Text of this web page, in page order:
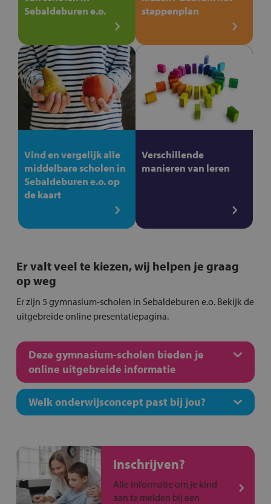
Sebaldeburen e.o.
stappenplan
Vind en vergelijk alle
middelbare scholen in
Sebaldeburen e.o. op
de kaart
Verschillende
manieren van leren
Er valt veel te kiezen, wij helpen je graag
op weg
Er zijn 5 gymnasium-scholen in Sebaldeburen e.o. Bekijk de
uitgebreide online presentatiepagina.
Deze gymnasium-scholen bieden je
online uitgebreide informatie
Welk onderwijsconcept past bij jou?
Inschrijven?
Alle informatie om je kind
aan te melden bij een